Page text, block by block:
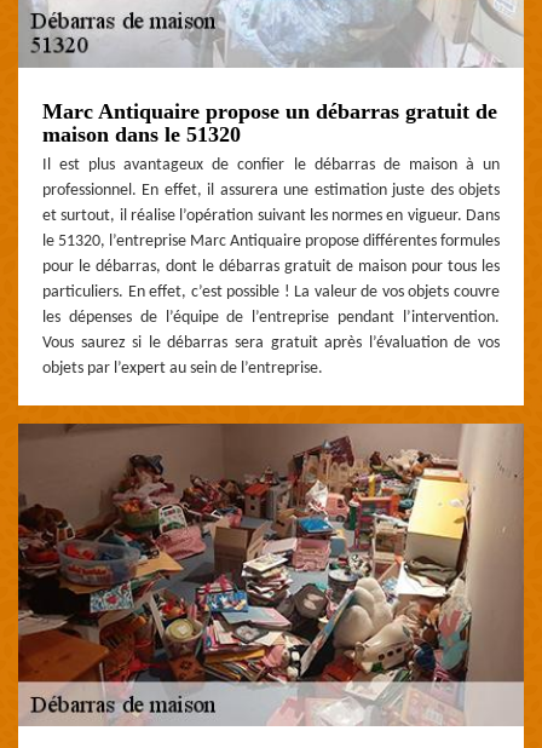
Marc Antiquaire propose un débarras gratuit de
maison dans le 51320
Il est plus avantageux de confier le débarras de maison à un
professionnel. En effet, il assurera une estimation juste des objets
et surtout, il réalise l’opération suivant les normes en vigueur. Dans
le 51320, l’entreprise Marc Antiquaire propose différentes formules
pour le débarras, dont le débarras gratuit de maison pour tous les
particuliers. En effet, c’est possible ! La valeur de vos objets couvre
les dépenses de l’équipe de l’entreprise pendant l’intervention.
Vous saurez si le débarras sera gratuit après l’évaluation de vos
objets par l’expert au sein de l’entreprise.